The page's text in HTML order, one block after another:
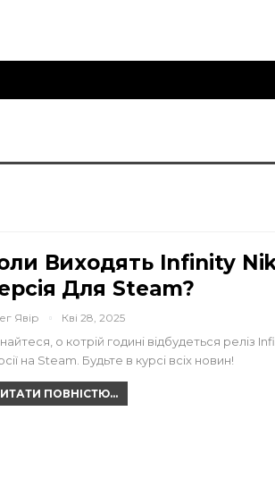
Виходять Infinity
Для Steam?
Явір Кві 28, 2025
о котрій годині відбудеться реліз
на Steam. Будьте в курсі всіх новин!
ПОВНІСТЮ...